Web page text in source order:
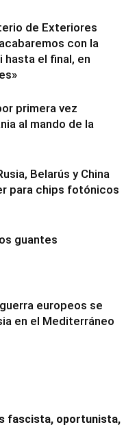
de Exteriores
con la
hasta el final, en
primera vez
al mando de la
Belarús y China
para chips fotónicos
guantes
europeos se
en el Mediterráneo
fascista, oportunista,